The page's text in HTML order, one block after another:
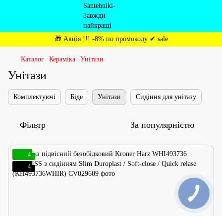
🎁 Акція !!! -8% по промокоду ✔ sale
Каталог Кераміка Унітази
Унітази
Комплектуючі Біде Унітази Сидіння для унітазу
Фільтр За популярністю
4
4